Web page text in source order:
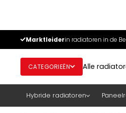
Marktleiderin radiatoren in de
CATEGORIEËN Alle
Hybride radiatoren